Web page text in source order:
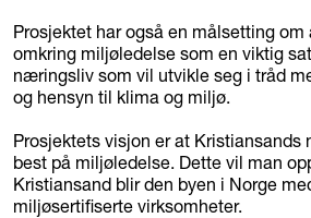
Prosjektet har også en målsetting om
omkring miljøledelse som en viktig
næringsliv som vil utvikle seg i tråd
og hensyn til klima og miljø.
Prosjektets visjon er at
best på miljøledelse. Dette vil man
Kristiansand blir den byen i Norge
miljøsertifiserte virksomheter.